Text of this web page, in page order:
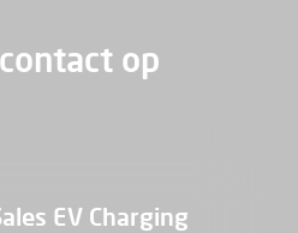
op
EV Charging